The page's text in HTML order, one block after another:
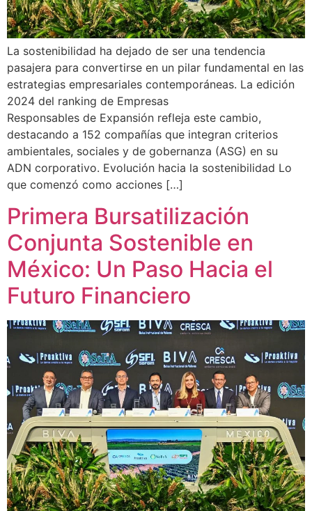
La sostenibilidad ha dejado de ser una tendencia
pasajera para convertirse en un pilar fundamental en las
estrategias empresariales contemporáneas. La edición
2024 del ranking de Empresas
Responsables de Expansión refleja este cambio,
destacando a 152 compañías que integran criterios
ambientales, sociales y de gobernanza (ASG) en su
ADN corporativo. Evolución hacia la sostenibilidad Lo
que comenzó como acciones […]
Primera Bursatilización
Conjunta Sostenible en
México: Un Paso Hacia el
Futuro Financiero